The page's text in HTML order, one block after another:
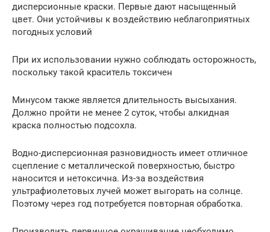
дисперсионные краски. Первые дают насыщенный
цвет. Они устойчивы к воздействию неблагоприятных
погодных условий
При их использовании нужно соблюдать осторожность,
поскольку такой краситель токсичен
Минусом также является длительность высыхания.
Должно пройти не менее 2 суток, чтобы алкидная
краска полностью подсохла.
Водно-дисперсионная разновидность имеет отличное
сцепление с металлической поверхностью, быстро
наносится и нетоксична. Из-за воздействия
ультрафиолетовых лучей может выгорать на солнце.
Поэтому через год потребуется повторная обработка.